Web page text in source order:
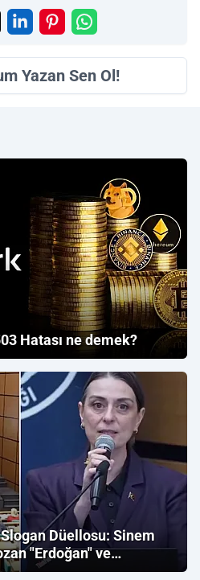
Yazan Sen Ol!
Hatası ne demek?
Düellosu: Sinem
"Erdoğan" ve